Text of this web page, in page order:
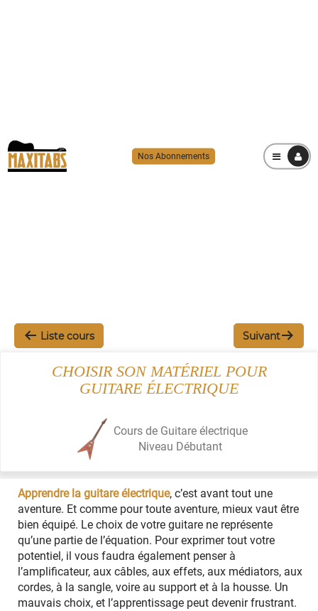
Nos Abonnements MENU
Liste cours Suivant
CHOISIR SON MATÉRIEL POUR
GUITARE ÉLECTRIQUE
Cours de Guitare électrique
Niveau Débutant
Apprendre la guitare électrique, c’est avant tout une
aventure. Et comme pour toute aventure, mieux vaut être
bien équipé. Le choix de votre guitare ne représente
qu’une partie de l’équation. Pour exprimer tout votre
potentiel, il vous faudra également penser à
l’amplificateur, aux câbles, aux effets, aux médiators, aux
cordes, à la sangle, voire au support et à la housse. Un
mauvais choix, et l’apprentissage peut devenir frustrant.